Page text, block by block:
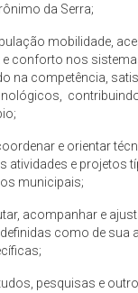
da Serra;
mobilidade,
e conforto nos
na competência,
e orientar
atividades e projetos
municipais;
acompanhar e
como de sua
pesquisas e